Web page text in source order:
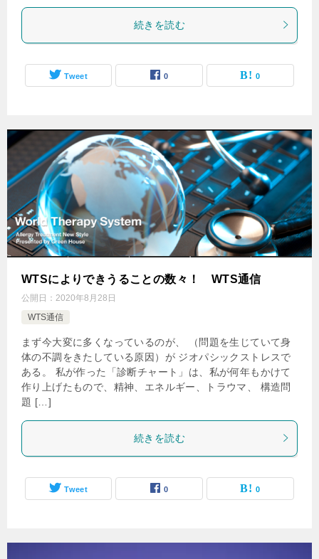
続きを読む
Tweet 0 0
WTSによりできうることの数々！ WTS通信
公開日： 2020年8月28日
WTS通信
まず今大変に多くなっているのが、 （問題を生じていて身
体の不調をきたしている原因）が ジオパシックストレスで
ある。 私が作った「診断チャート」は、私が何年もかけて
作り上げたもので、精神、エネルギー、トラウマ、 構造問
題 […]
続きを読む
Tweet 0 0